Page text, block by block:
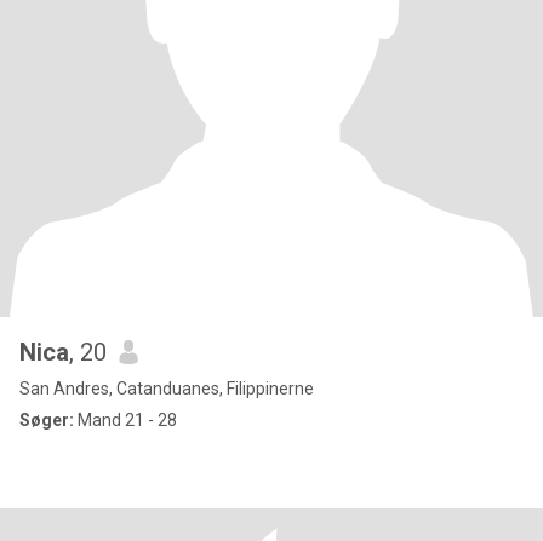
Nica, 20
San Andres, Catanduanes, Filippinerne
Søger: Mand 21 - 28